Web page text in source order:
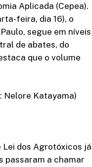
Aplicada (Cepea).
feira, dia 16), o
segue em níveis
de abates, do
que o volume
Nelore Katayama)
dos Agrotóxicos já
passaram a chamar